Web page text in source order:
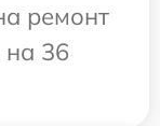
ремонт
на 36